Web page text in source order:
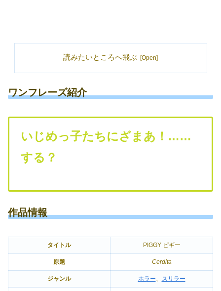
読みたいところへ飛ぶ
ワンフレーズ紹介
いじめっ子たちにざまあ！……
する？
作品情報
タイトル PIGGY ピギー
原題 Cerdita
ジャンル ホラー、 スリラー